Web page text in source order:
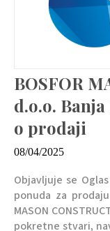
BOSFOR
d.o.o.
o prodaji
08/04/2025
Objavljuje se
ponuda za
MASON
pokretne stvari,